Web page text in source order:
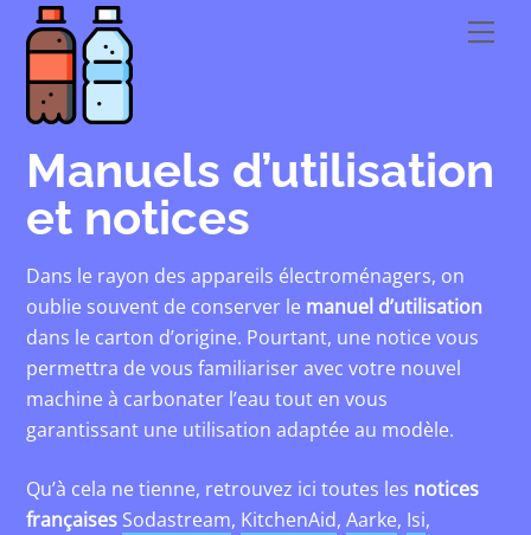
content
Manuels d’utilisation
et notices
Dans le rayon des appareils électroménagers, on
oublie souvent de conserver le manuel d’utilisation
dans le carton d’origine. Pourtant, une notice vous
permettra de vous familiariser avec votre nouvel
machine à carbonater l’eau tout en vous
garantissant une utilisation adaptée au modèle.
Qu’à cela ne tienne, retrouvez ici toutes les notices
françaises Sodastream, KitchenAid,Aarke, Isi,